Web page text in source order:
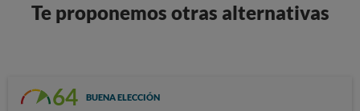
Te proponemos otras alternativas
64 BUENA ELECCIÓN